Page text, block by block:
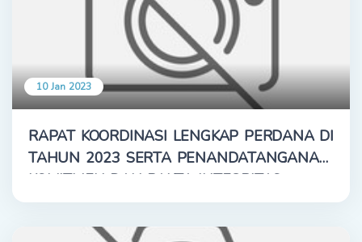
10 Jan 2023
RAPAT KOORDINASI LENGKAP PERDANA DI
TAHUN 2023 SERTA PENANDATANGANAN
KOMITMEN DAN PAKTA INTEGRITAS